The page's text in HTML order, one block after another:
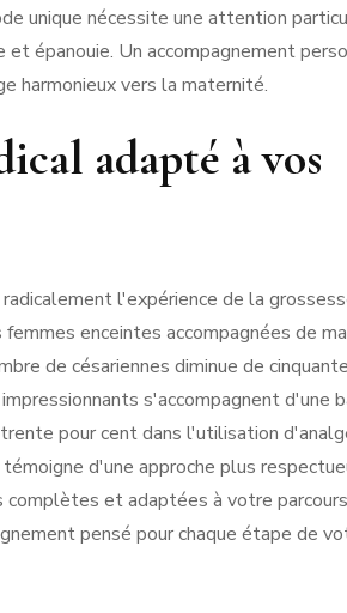
unique nécessite une attention
épanouie. Un accompagnement
harmonieux vers la maternité.
adapté à vos
l'expérience de la
enceintes accompagnées de
de césariennes diminue de
s'accompagnent d'une
pour cent dans l'utilisation
d'une approche plus
complètes et adaptées à votre
pensé pour chaque étape de